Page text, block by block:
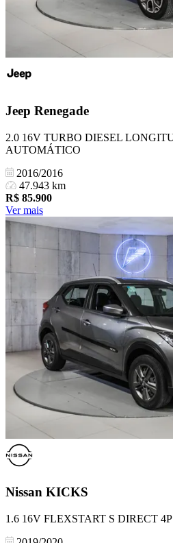
Jeep Renegade
2.0 16V TURBO DIESEL
AUTOMÁTICO
2016/2016
47.943 km
R$ 85.900
Ver mais
Nissan KICKS
1.6 16V FLEXSTART S DIRECT